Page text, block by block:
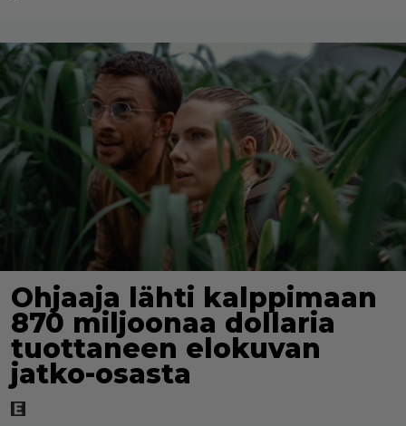
Ohjaaja lähti kalppimaan
870 miljoonaa dollaria
tuottaneen elokuvan
jatko-osasta